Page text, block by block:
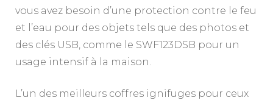
vous avez besoin d’une protection contre le feu
et l’eau pour des objets tels que des photos et
des clés USB, comme le SWF123DSB pour un
usage intensif à la maison.
L’un des meilleurs coffres ignifuges pour ceux